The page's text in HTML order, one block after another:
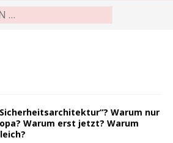
Warum nur
Warum erst jetzt? Warum